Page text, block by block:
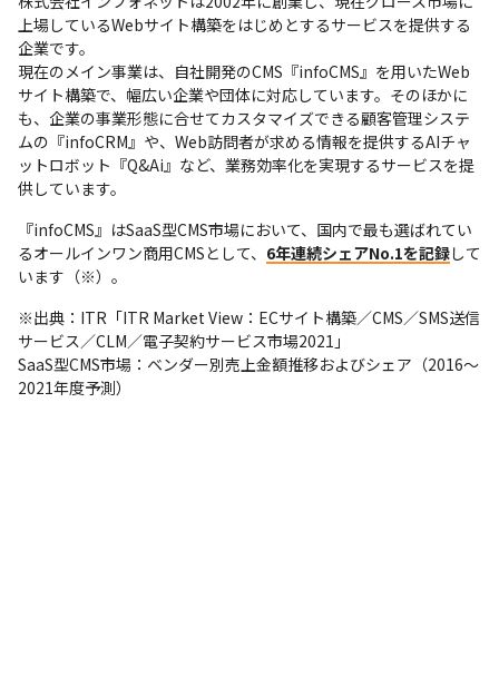
上場しているWebサイト構築をはじめとするサービスを提供する
企業です。
現在のメイン事業は、自社開発のCMS『infoCMS』を用いたWeb
サイト構築で、幅広い企業や団体に対応しています。そのほかに
も、企業の事業形態に合せてカスタマイズできる顧客管理システ
ムの『infoCRM』や、Web訪問者が求める情報を提供するAIチャ
ットロボット『Q&Ai』など、業務効率化を実現するサービスを提
供しています。
『infoCMS』はSaaS型CMS市場において、国内で最も選ばれてい
るオールインワン商用CMSとして、 6年連続シェアNo.1を記録して
います（※）。
※出典：ITR「ITR Market View：ECサイト構築／CMS／SMS送信
サービス／CLM／電子契約サービス市場2021」
SaaS型CMS市場：ベンダー別売上金額推移およびシェア（2016～
2021年度予測）